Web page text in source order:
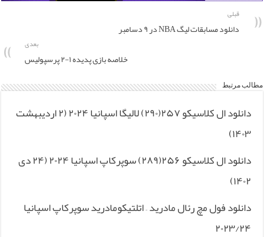
قبلی
دانلود مسابقات لیگ NBA در ۹ دسامبر
بعدی
خلاصه بازی پدیده ۱-۲ پرسپولیس
مطالب مرتبط
دانلود ال کلاسیکو ۲۵۷(۲۹۰) لالیگا اسپانیا ۲۰۲۴ (۲ اردیبهشت
۱۴۰۳)
دانلود ال کلاسیکو ۲۵۶(۲۸۹) سوپرکاپ اسپانیا ۲۰۲۴ (۲۴ دی
۱۴۰۲)
دانلود فول مچ رئال مادرید – اتلتیکومادرید سوپرکاپ اسپانیا
۲۰۲۳/۲۴